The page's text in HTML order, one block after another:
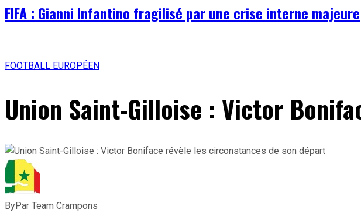
FIFA : Gianni Infantino fragilisé par une crise interne majeure
FOOTBALL EUROPÉEN
Union Saint-Gilloise : Victor
ByPar Team Crampons